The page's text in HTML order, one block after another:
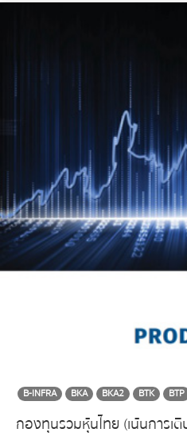
B-INFRA BKA BKA2 BTK BTP
กองทุนรวมหุ้นไทย (เน้นการเติ